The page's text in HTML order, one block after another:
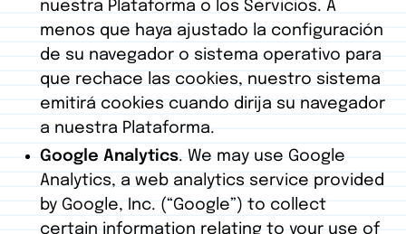
nuestra Plataforma o los Servicios. A
menos que haya ajustado la configuración
de su navegador o sistema operativo para
que rechace las cookies, nuestro sistema
emitirá cookies cuando dirija su navegador
a nuestra Plataforma.
Google Analytics. We may use Google
Analytics, a web analytics service provided
by Google, Inc. (“Google”) to collect
certain information relating to your use of